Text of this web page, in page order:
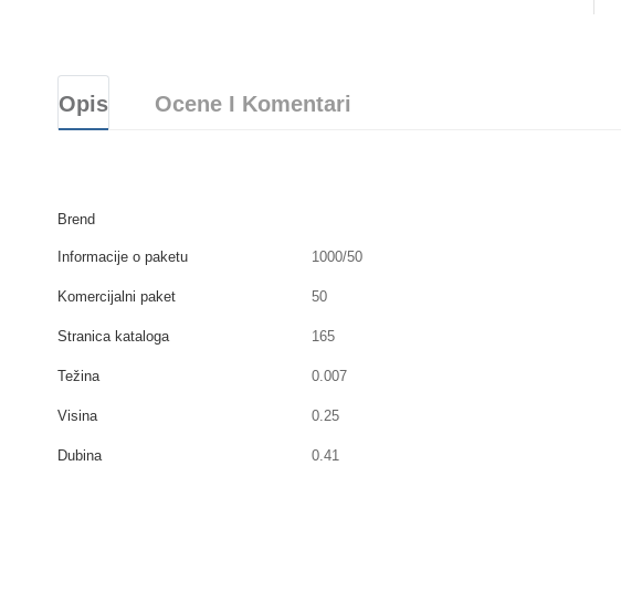
Opis Ocene I Komentari
Brend
Informacije o paketu 1000/50
Komercijalni paket 50
Stranica kataloga 165
Težina 0.007
Visina 0.25
Dubina 0.41